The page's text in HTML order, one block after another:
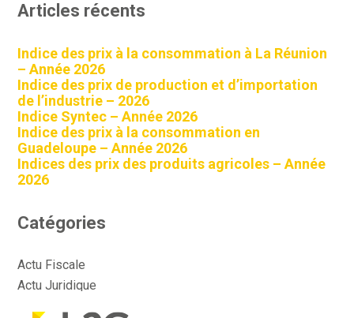
Articles récents
Indice des prix à la consommation à La Réunion
– Année 2026
Indice des prix de production et d’importation
de l’industrie – 2026
Indice Syntec – Année 2026
Indice des prix à la consommation en
Guadeloupe – Année 2026
Indices des prix des produits agricoles – Année
2026
Catégories
Actu Fiscale
Actu Juridique